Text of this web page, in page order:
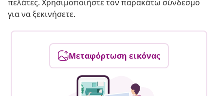
πελάτες. Χρησιμοποιήστε τον παρακάτω σύνδεσμο
για να ξεκινήσετε.
Μεταφόρτωση εικόνας